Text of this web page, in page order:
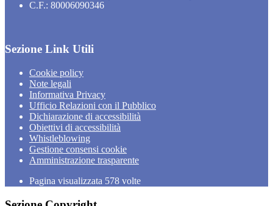
C.F.: 80006090346
Sezione Link Utili
Cookie policy
Note legali
Informativa Privacy
Ufficio Relazioni con il Pubblico
Dichiarazione di accessibilità
Obiettivi di accessibilità
Whistleblowing
Gestione consensi cookie
Amministrazione trasparente
Pagina visualizzata 578 volte